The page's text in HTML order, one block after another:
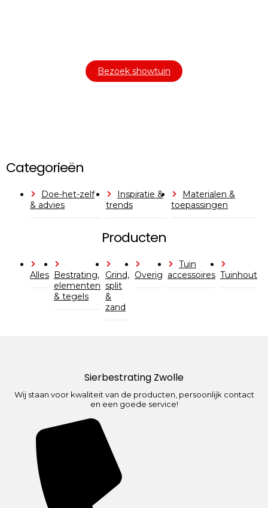
Bezoek showtuin
Categorieën
Doe-het-zelf
& advies
Inspiratie &
trends
Materialen &
toepassingen
Producten
Alles Bestrating,
elementen
& tegels
Grind,
split
&
zand
Overig
Tuin
accessoires Tuinhout
Sierbestrating Zwolle
Wij staan voor kwaliteit van de producten, persoonlijk contact
en een goede service!